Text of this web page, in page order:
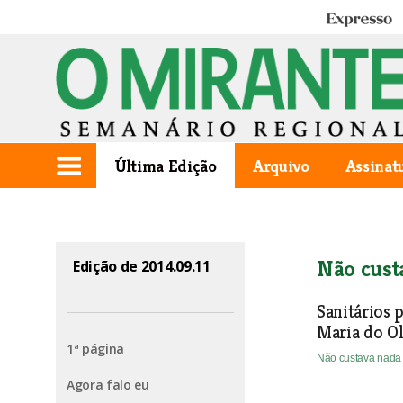
Expresso
Última Edição Arquivo
Edição de 2014.09.11
1ª página
Agora falo eu
Não
Sanitários
Maria do
Não custava nada